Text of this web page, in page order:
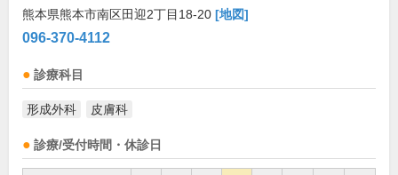
熊本県熊本市南区田迎2丁目18-20 [地図]
096-370-4112
診療科目
形成外科 皮膚科
診療/受付時間・休診日